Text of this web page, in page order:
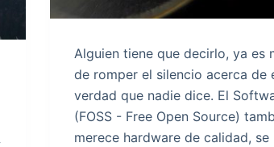
Alguien tiene que decirlo, ya es
de romper el silencio acerca de
verdad que nadie dice. El
(FOSS - Free Open Source)
merece hardware de calidad, se